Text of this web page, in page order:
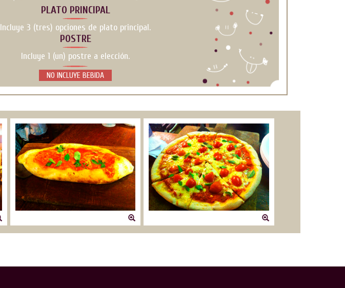
PLATO PRINCIPAL
Incluye 3 (tres) opciones de plato principal.
POSTRE
Incluye 1 (un) postre a elección.
NO INCLUYE BEBIDA